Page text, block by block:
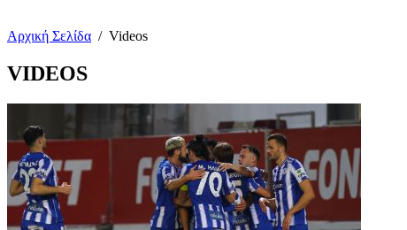
Αρχική Σελίδα / Videos
VIDEOS